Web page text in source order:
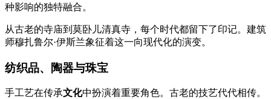
种影响的独特融合。
从古老的寺庙到莫卧儿清真寺，每个时代都留下了印记。建筑
师穆扎鲁尔·伊斯兰象征着这一向现代化的演变。
纺织品、陶器与珠宝
手工艺在传承文化中扮演着重要角色。古老的技艺代代相传。